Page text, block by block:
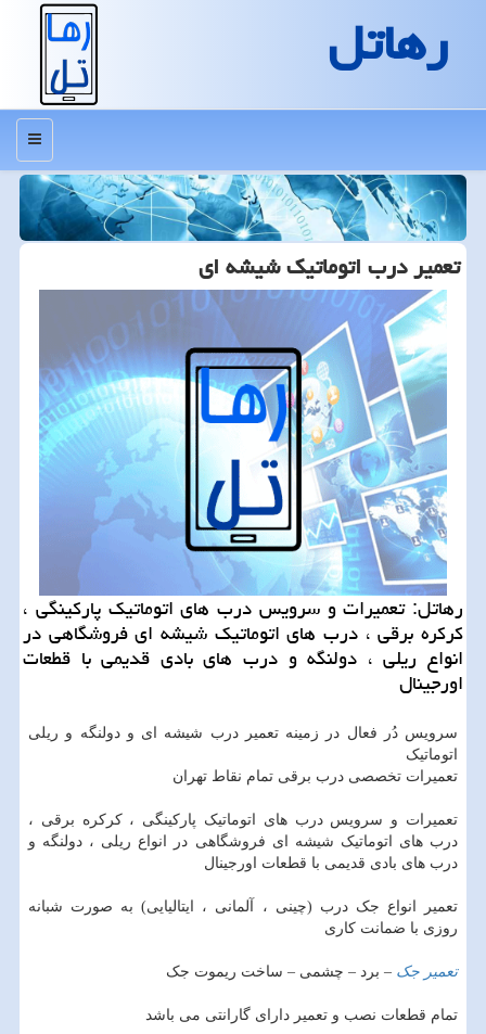
رهاتل
منو
تعمیر درب اتوماتیك شیشه ای
رهاتل: تعمیرات و سرویس درب های اتوماتیك پاركینگی ،
كركره برقی ، درب های اتوماتیك شیشه ای فروشگاهی در
انواع ریلی ، دولنگه و درب های بادی قدیمی با قطعات
اورجینال
سرویس دُر فعال در زمینه تعمیر درب شیشه ای و دولنگه و ریلی
اتوماتیک
تعمیرات تخصصی درب برقی تمام نقاط تهران
تعمیرات و سرویس درب های اتوماتیک پارکینگی ، کرکره برقی ،
درب های اتوماتیک شیشه ای فروشگاهی در انواع ریلی ، دولنگه و
درب های بادی قدیمی با قطعات اورجینال
تعمیر انواع جک درب (چینی ، آلمانی ، ایتالیایی) به صورت شبانه
روزی با ضمانت کاری
تعمیر جک – برد – چشمی – ساخت ریموت جک
تمام قطعات نصب و تعمیر دارای گارانتی می باشد